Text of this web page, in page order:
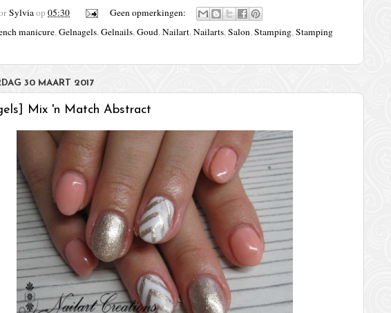
Sylviaop05:30
Geen opmerkingen:
manicure,Gelnagels,Gelnails,Goud,Nailart,Nailarts,Salon,Stamping,Stamping
30 MAART 2017
Mix 'n Match Abstract